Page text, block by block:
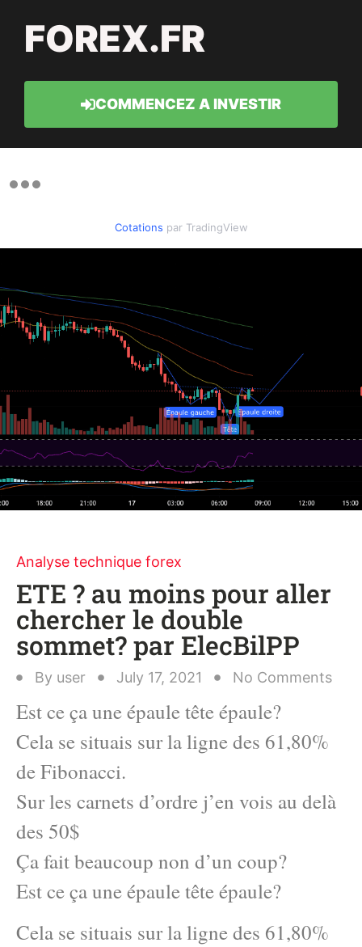
FOREX.FR
COMMENCEZ A INVESTIR
Cotations par TradingView
Analyse technique forex
ETE ? au moins pour aller
chercher le double
sommet? par ElecBilPP
By user July 17, 2021 No Comments
Est ce ça une épaule tête épaule?
Cela se situais sur la ligne des 61,80%
de Fibonacci.
Sur les carnets d’ordre j’en vois au delà
des 50$
Ça fait beaucoup non d’un coup?
Est ce ça une épaule tête épaule?
Cela se situais sur la ligne des 61,80%